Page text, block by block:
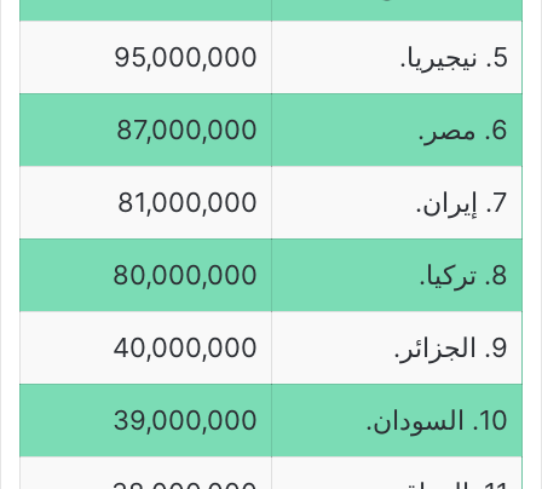
5. نيجيريا. 95,000,000
6. مصر. 87,000,000
7. إيران. 81,000,000
8. تركيا. 80,000,000
9. الجزائر. 40,000,000
10. السودان. 39,000,000